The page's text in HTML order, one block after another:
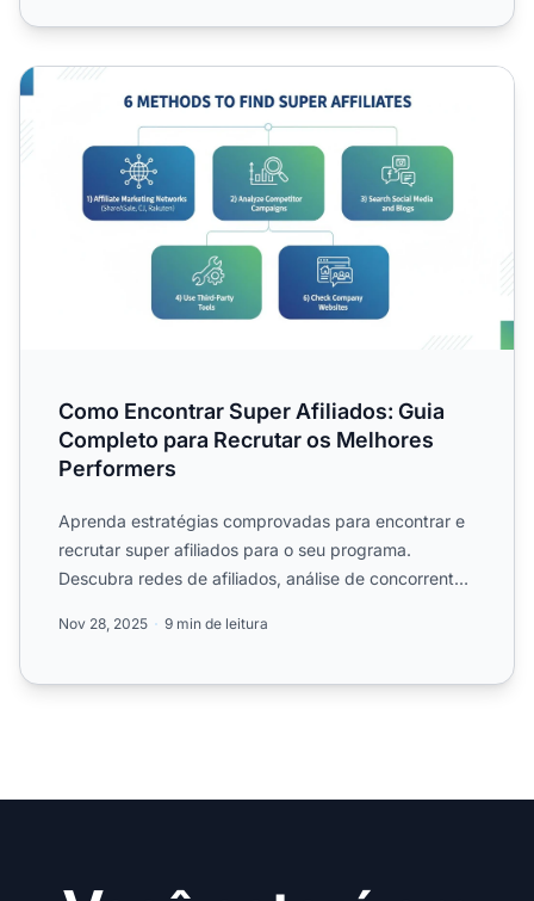
Como Encontrar Super Afiliados: Guia Completo para
Como Encontrar Super Afiliados: Guia
Completo para Recrutar os Melhores
Performers
Aprenda estratégias comprovadas para encontrar e
recrutar super afiliados para o seu programa.
Descubra redes de afiliados, análise de concorrentes
Nov 28, 2025 9 min de leitura